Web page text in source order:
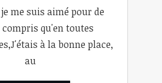
me suis aimé pour de
qu'en toutes
à la bonne place,
au